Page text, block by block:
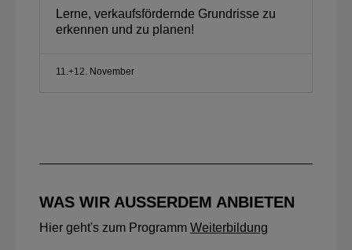
Lerne, verkaufsfördernde Grundrisse zu
erkennen und zu planen!
11.+12. November
WAS WIR AUSSERDEM ANBIETEN
Hier geht's zum Programm Weiterbildung